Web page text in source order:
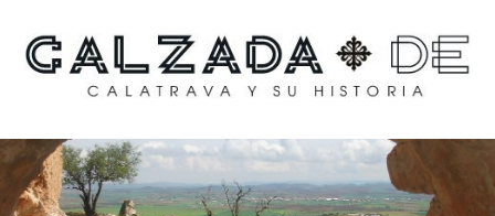
Calzada de Calatrava y
su historia